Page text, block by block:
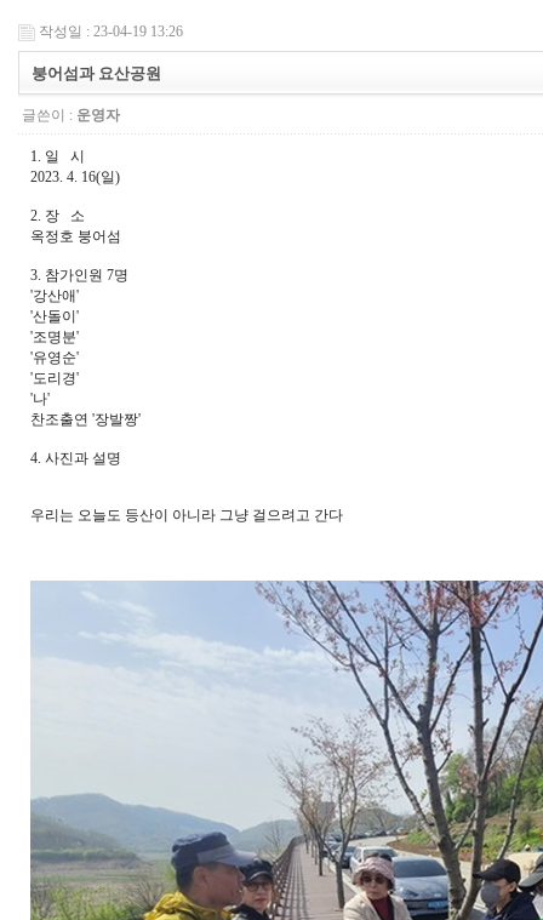
작성일 : 23-04-19 13:26
붕어섬과 요산공원
글쓴이 : 운영자
1. 일 시
2023. 4. 16(일)
2. 장 소
옥정호 붕어섬
3. 참가인원 7명
'강산애'
'산돌이'
'조명분'
'유영순'
'도리경'
'나'
찬조출연 '장발짱'
4. 사진과 설명
우리는 오늘도 등산이 아니라 그냥 걸으려고 간다